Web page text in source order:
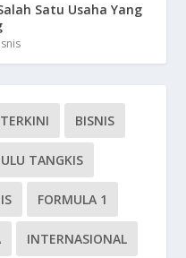
Satu Usaha Yang
BISNIS
TANGKIS
FORMULA 1
INTERNASIONAL